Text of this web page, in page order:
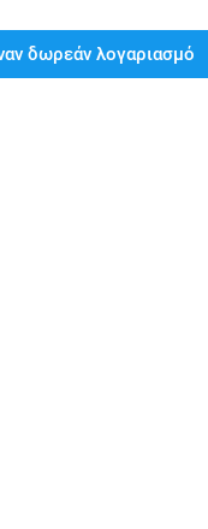
δωρεάν λογαριασμό